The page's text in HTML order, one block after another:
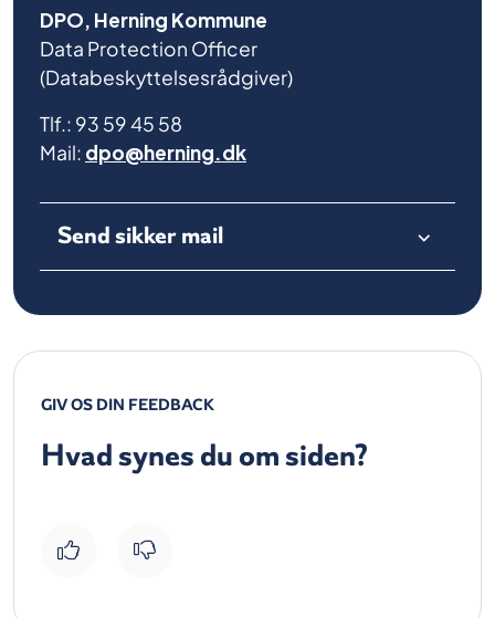
DPO, Herning Kommune
Data Protection Officer
(Databeskyttelsesrådgiver)
Tlf.: 93 59 45 58
Mail:dpo@herning.dk
Send sikker mail
GIV OS DIN FEEDBACK
Hvad synes du om siden?